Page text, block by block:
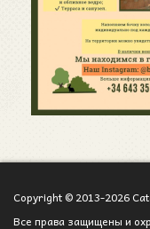
Copyright © 2013-2026
Все права защищены и